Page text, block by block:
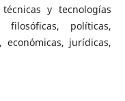
y tecnologías
filosóficas, políticas,
económicas, jurídicas,